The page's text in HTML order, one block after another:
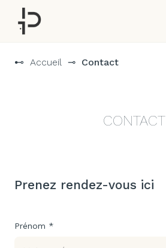
⊷ Accueil ⊸ Contact
CONTACT
Prenez rendez-vous ici
Prénom *